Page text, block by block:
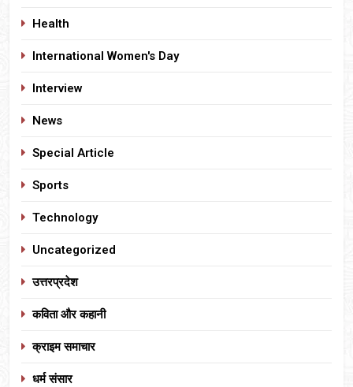
Health
International Women's Day
Interview
News
Special Article
Sports
Technology
Uncategorized
उत्तरप्रदेश
कविता और कहानी
क्राइम समाचार
धर्म संसार